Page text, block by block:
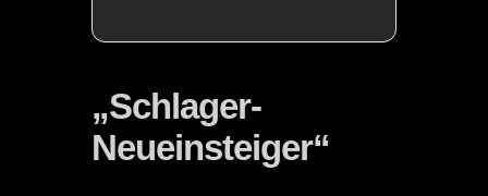
„Schlager-
Neueinsteiger“